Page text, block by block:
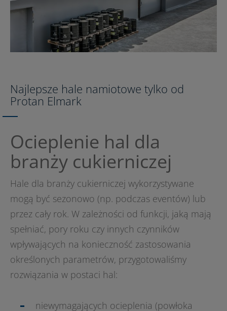
Najlepsze hale namiotowe tylko od
Protan Elmark
Ocieplenie hal dla
branży cukierniczej
Hale dla branży cukierniczej wykorzystywane
mogą być sezonowo (np. podczas eventów) lub
przez cały rok. W zależności od funkcji, jaką mają
spełniać, pory roku czy innych czynników
wpływających na konieczność zastosowania
określonych parametrów, przygotowaliśmy
rozwiązania w postaci hal:
niewymagających ocieplenia (powłoka